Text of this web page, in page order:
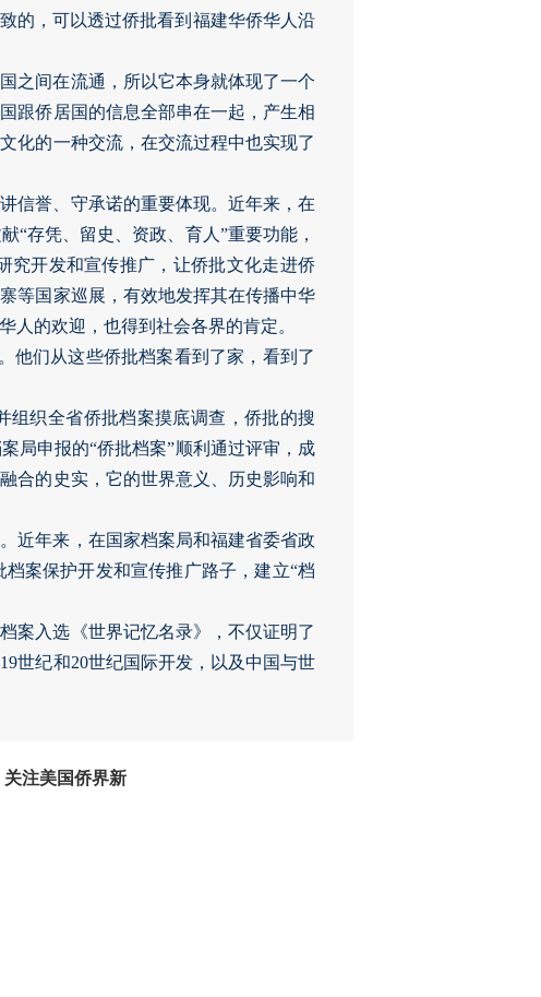
的，可以透过侨批看到福建华侨华人沿
之间在流通，所以它本身就体现了一个
跟侨居国的信息全部串在一起，产生相
化的一种交流，在交流过程中也实现了
信誉、守承诺的重要体现。近年来，在
“存凭、留史、资政、育人”重要功能，
究开发和宣传推广，让侨批文化走进侨
等国家巡展，有效地发挥其在传播中华
人的欢迎，也得到社会各界的肯定。
他们从这些侨批档案看到了家，看到了
组织全省侨批档案摸底调查，侨批的搜
局申报的“侨批档案”顺利通过评审，成
合的史实，它的世界意义、历史影响和
近年来，在国家档案局和福建省委省政
案保护开发和宣传推广路子，建立“档
案入选《世界记忆名录》，不仅证明了
世纪和20世纪国际开发，以及中国与世
注美国侨界新